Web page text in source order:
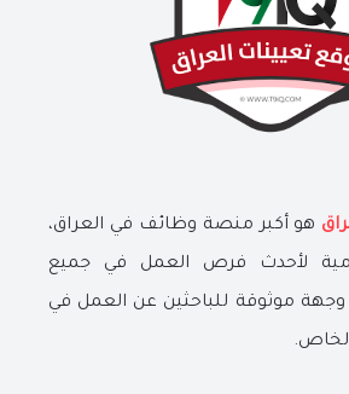
هو أكبر منصة وظائف في العراق،
لأحدث فرص العمل في جميع
وجهة موثوقة للباحثين عن العمل في